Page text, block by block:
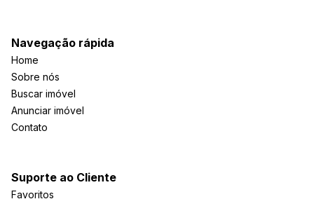
Navegação rápida
Home
Sobre nós
Buscar imóvel
Anunciar imóvel
Contato
Suporte ao Cliente
Favoritos